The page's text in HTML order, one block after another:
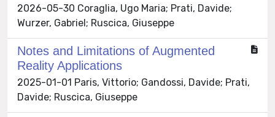
2026-05-30 Coraglia, Ugo Maria; Prati, Davide;
Wurzer, Gabriel; Ruscica, Giuseppe
Notes and Limitations of Augmented
Reality Applications
2025-01-01 Paris, Vittorio; Gandossi, Davide; Prati,
Davide; Ruscica, Giuseppe